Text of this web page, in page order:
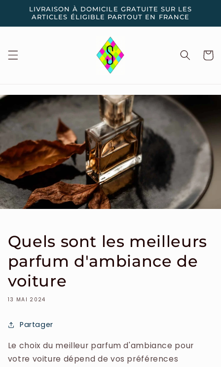
passer
contenu
LIVRAISON À DOMICILE GRATUITE SUR LES
ARTICLES ÉLIGIBLE PARTOUT EN FRANCE
Panier
Quels sont les meilleurs
parfum d'ambiance de
voiture
13 MAI 2024
Partager
Le choix du meilleur parfum d'ambiance pour
votre voiture dépend de vos préférences